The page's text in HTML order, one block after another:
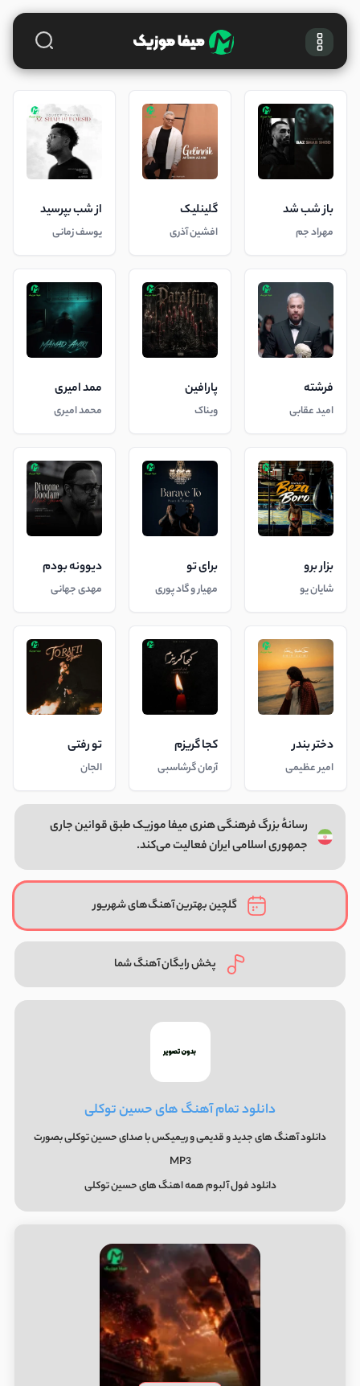
باز شب شد
مهراد جم
گلینلیک
افشین آذری
از شب بپرسید
یوسف زمانی
فرشته
امید عقابی
پارافین
ویناک
ممد امیری
محمد امیری
بزار برو
شایان یو
برای تو
مهیار و گاد پوری
دیوونه بودم
مهدی جهانی
دختر بندر
امیر عظیمی
کجا گریزم
آرمان گرشاسبی
تو رفتی
الجان
رسانهٔ بزرگ فرهنگی هنری میفا موزیک طبق قوانین جاری
جمهوری اسلامی ایران فعالیت می‌کند.
گلچین بهترین آهنگ‌های شهریور
پخش رایگان آهنگ شما
دانلود تمام آهنگ های حسین توکلی
دانلود آهنگ های جدید و قدیمی و ریمیکس با صدای حسین توکلی بصورت
MP3
دانلود فول آلبوم همه اهنگ های حسین توکلی